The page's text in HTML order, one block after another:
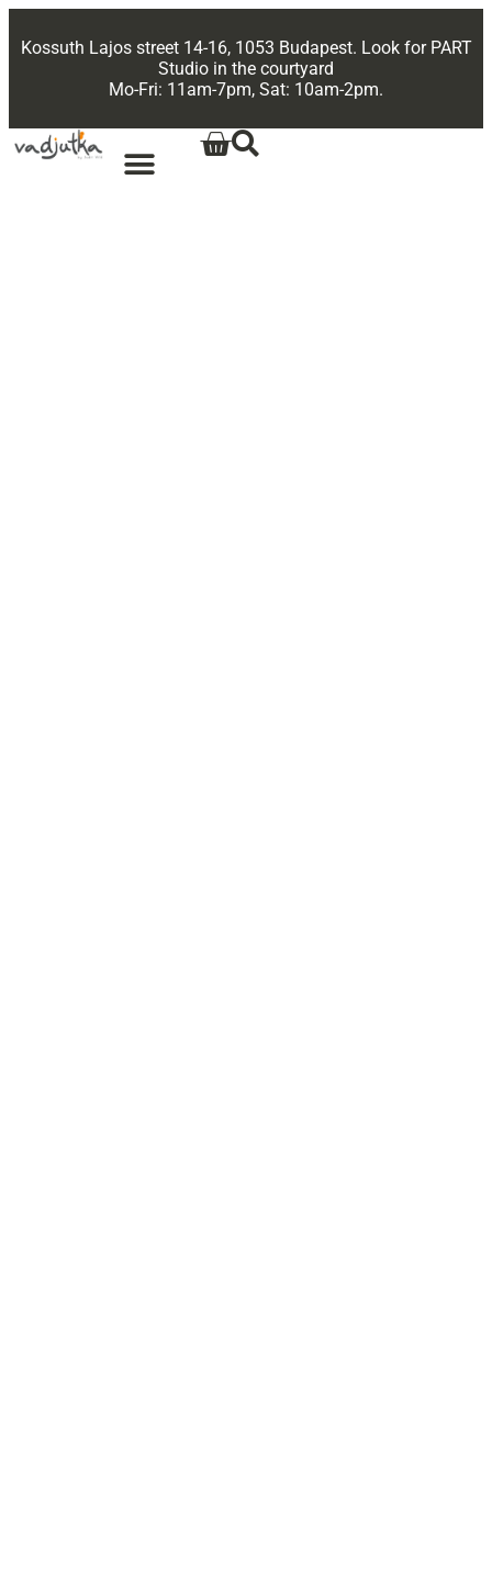
Kossuth Lajos street 14-16, 1053 Budapest. Look for PART
Studio in the courtyard
Mo-Fri: 11am-7pm, Sat: 10am-2pm.